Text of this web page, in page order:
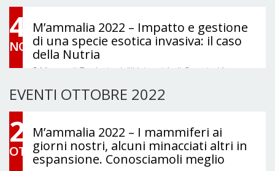
4
NOV
M’ammalia 2022 – Impatto e gestione
di una specie esotica invasiva: il caso
della Nutria
Museo di Zoologia dell'Università di Catania, Via
Androne, Catania, CT, Italia
EVENTI OTTOBRE 2022
24
OTT
M’ammalia 2022 – I mammiferi ai
giorni nostri, alcuni minacciati altri in
espansione. Conosciamoli meglio